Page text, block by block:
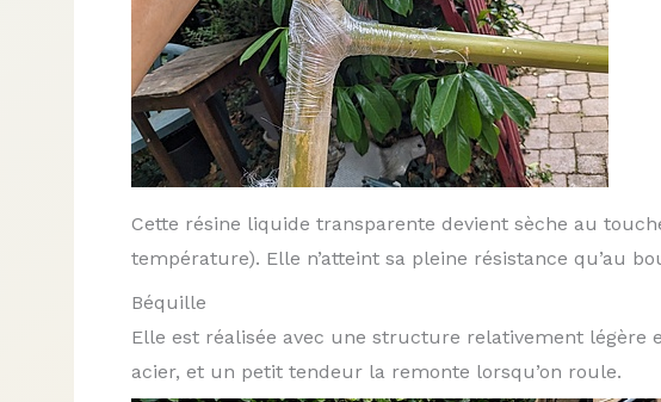
Cette résine liquide transparente devient sèche au
température). Elle n’atteint sa pleine résistance qu’au
Béquille
Elle est réalisée avec une structure relativement légère
acier, et un petit tendeur la remonte lorsqu’on roule.